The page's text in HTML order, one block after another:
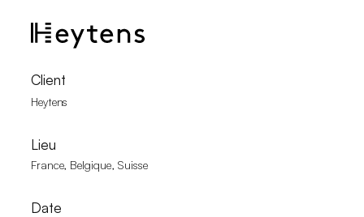
Client
Heytens
Lieu
France, Belgique, Suisse
Date